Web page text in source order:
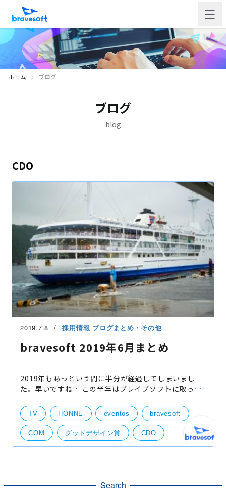
ホーム ブログ
ブログ
blog
CDO
2019.7.8 採用情報 ブログまとめ・その他
bravesoft 2019年6月まとめ
2019年もあっという間に半分が経過してしまいまし
た。早いですね… この半年はブレイブソフトに取って
んな上期最後の6月を振り返ります。 1. ブレイブナ
TV HONNE eventos bravesoft
COM グッドデザイン賞 CDO
Search